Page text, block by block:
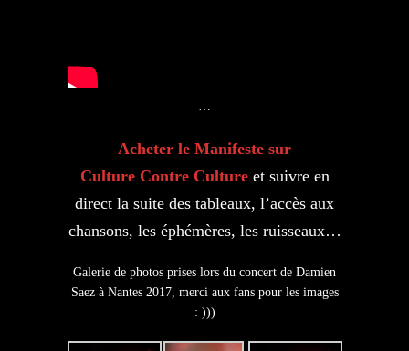
Acheter le Manifeste sur
Culture Contre Cultureet suivre en
direct la suite des tableaux, l’accès aux
chansons, les éphémères, les ruisseaux…
Galerie de photos prises lors du concert de Damien
Saez à Nantes 2017, merci aux fans pour les images
: )))